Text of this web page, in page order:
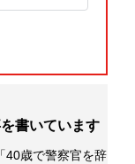
書いています
40歳で警察官を辞